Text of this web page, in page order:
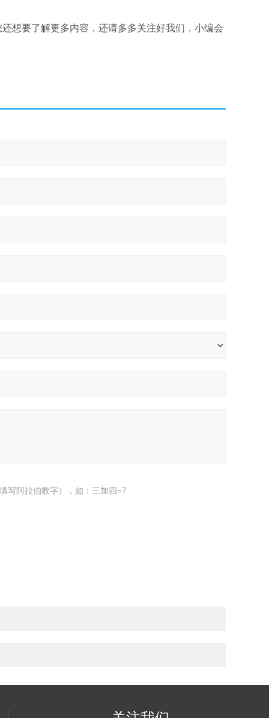
要了解更多内容，还请多多关注好我们，小编会
写阿拉伯数字），如：三加四=7